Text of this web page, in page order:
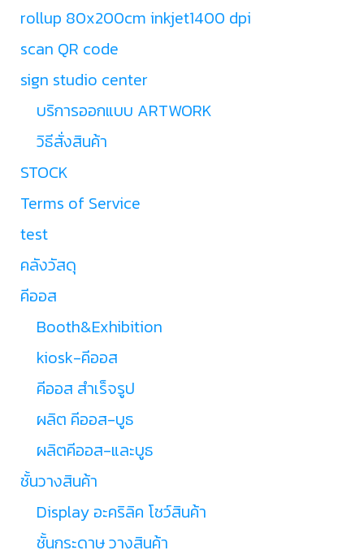
rollup 80x200cm inkjet1400 dpi
scan QR code
sign studio center
บริการออกแบบ ARTWORK
วิธีสั่งสินค้า
STOCK
Terms of Service
test
คลังวัสดุ
คีออส
Booth&Exhibition
kiosk-คีออส
คีออส สำเร็จรูป
ผลิต คีออส-บูธ
ผลิตคีออส-และบูธ
ชั้นวางสินค้า
Display อะคริลิค โชว์สินค้า
ชั้นกระดาษ วางสินค้า